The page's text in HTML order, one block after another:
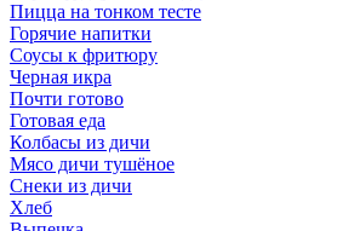
Пицца на тонком тесте
Горячие напитки
Соусы к фритюру
Черная икра
Почти готово
Готовая еда
Колбасы из дичи
Мясо дичи тушёное
Снеки из дичи
Хлеб